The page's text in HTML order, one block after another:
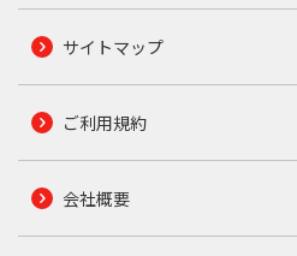
サイトマップ
ご利用規約
会社概要